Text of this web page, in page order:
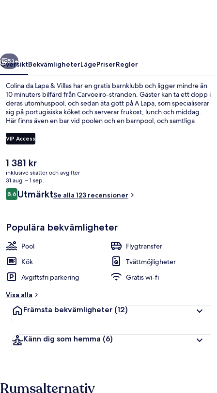
Nästa
53+
ÖversiktBekvämligheterLägePriserRegler
Colina da Lapa & Villas har en gratis barnklubb och ligger mindre än
10 minuters bilfärd från Carvoeiro-stranden. Gäster kan ta ett dopp i
deras utomhuspool, och sedan äta gott på A Lapa, som specialiserar
sig på portugisiska köket och serverar frukost, lunch och middag.
Här finns även en bar vid poolen och en barnpool, och samtliga
VIP Access
Det
nuvarande
priset
är
1 381 kr
1 381 kr
inklusive skatter och avgifter
31 aug. – 1 sep.
Recensioner
8,68,6 av 10,
UtmärktSe alla 123 recensioner
Populära bekvämligheter
Pool
Flygtransfer
Kök
Tvättmöjligheter
Avgiftsfri parkering
Gratis wi-fi
Visa alla
Främsta bekvämligheter (12)
Känn dig som hemma (6)
Rumsalternativ